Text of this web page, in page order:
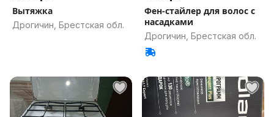
Вытяжка
Дрогичин, Брестская обл.
Фен-стайлер для волос с
насадками
Дрогичин, Брестская обл.